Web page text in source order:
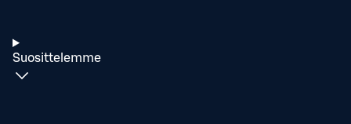
Suosittelemme